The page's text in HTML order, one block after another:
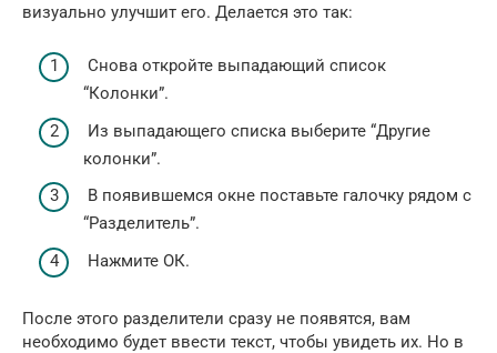
визуально улучшит его. Делается это так:
Снова откройте выпадающий список
“Колонки”.
Из выпадающего списка выберите “Другие
колонки”.
В появившемся окне поставьте галочку рядом с
“Разделитель”.
Нажмите ОК.
После этого разделители сразу не появятся, вам
необходимо будет ввести текст, чтобы увидеть их. Но в